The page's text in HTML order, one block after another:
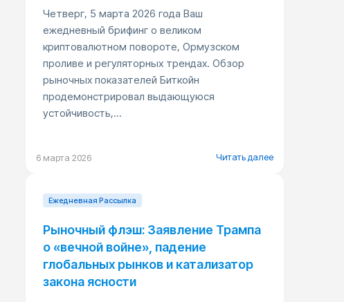
Четверг, 5 марта 2026 года Ваш
ежедневный брифинг о великом
криптовалютном повороте, Ормузском
проливе и регуляторных трендах. Обзор
рыночных показателей Биткойн
продемонстрировал выдающуюся
устойчивость,...
6 марта 2026 Читать далее
Ежедневная Pассылка
Рыночный флэш: Заявление Трампа
о «вечной войне», падение
глобальных рынков и катализатор
закона ясности